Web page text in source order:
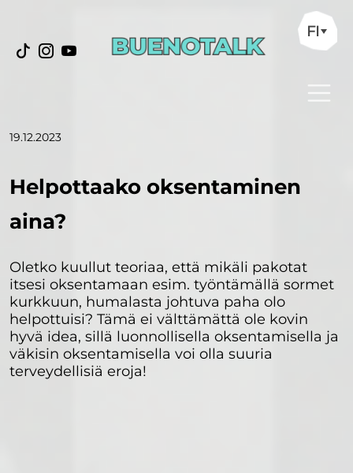
FI
19.12.2023
Helpottaako oksentaminen
aina?
Oletko kuullut teoriaa, että mikäli pakotat
itsesi oksentamaan esim. työntämällä sormet
kurkkuun, humalasta johtuva paha olo
helpottuisi? Tämä ei välttämättä ole kovin
hyvä idea, sillä luonnollisella oksentamisella ja
väkisin oksentamisella voi olla suuria
terveydellisiä eroja!